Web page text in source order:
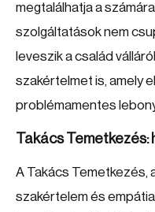
megtalálhatja a
szolgáltatások nem
leveszik a család
szakértelmet is, amely
problémamentes
Takács
A Takács Temetkezés,
szakértelem és